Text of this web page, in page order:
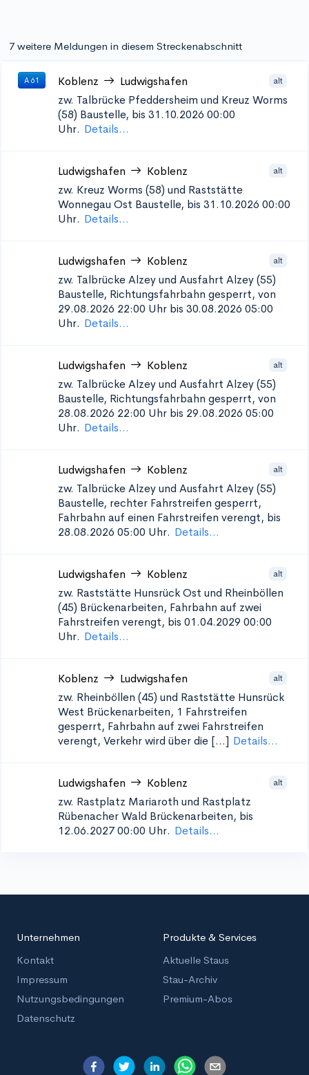
7 weitere Meldungen in diesem Streckenabschnitt
A 61 Koblenz Ludwigshafen alt
zw. Talbrücke Pfeddersheim und Kreuz Worms
(58) Baustelle, bis 31.10.2026 00:00
Uhr. Details...
Ludwigshafen Koblenz alt
zw. Kreuz Worms (58) und Raststätte
Wonnegau Ost Baustelle, bis 31.10.2026 00:00
Uhr. Details...
Ludwigshafen Koblenz alt
zw. Talbrücke Alzey und Ausfahrt Alzey (55)
Baustelle, Richtungsfahrbahn gesperrt, von
29.08.2026 22:00 Uhr bis 30.08.2026 05:00
Uhr. Details...
Ludwigshafen Koblenz alt
zw. Talbrücke Alzey und Ausfahrt Alzey (55)
Baustelle, Richtungsfahrbahn gesperrt, von
28.08.2026 22:00 Uhr bis 29.08.2026 05:00
Uhr. Details...
Ludwigshafen Koblenz alt
zw. Talbrücke Alzey und Ausfahrt Alzey (55)
Baustelle, rechter Fahrstreifen gesperrt,
Fahrbahn auf einen Fahrstreifen verengt, bis
28.08.2026 05:00 Uhr. Details...
Ludwigshafen Koblenz alt
zw. Raststätte Hunsrück Ost und Rheinböllen
(45) Brückenarbeiten, Fahrbahn auf zwei
Fahrstreifen verengt, bis 01.04.2029 00:00
Uhr. Details...
Koblenz Ludwigshafen alt
zw. Rheinböllen (45) und Raststätte Hunsrück
West Brückenarbeiten, 1 Fahrstreifen
gesperrt, Fahrbahn auf zwei Fahrstreifen
verengt, Verkehr wird über die [...] Details...
Ludwigshafen Koblenz alt
zw. Rastplatz Mariaroth und Rastplatz
Rübenacher Wald Brückenarbeiten, bis
12.06.2027 00:00 Uhr. Details...
Unternehmen
Kontakt
Impressum
Nutzungsbedingungen
Datenschutz
Produkte & Services
Aktuelle Staus
Stau-Archiv
Premium-Abos